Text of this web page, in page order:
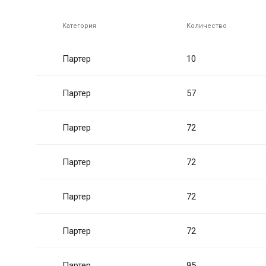
Категория Количество
Партер 10
Партер 57
Партер 72
Партер 72
Партер 72
Партер 72